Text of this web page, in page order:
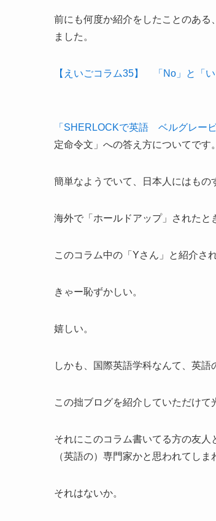
前にも何度か紹介をしたことのあ
ました。
【えいごコラム35】 「No」と「い
「SHERLOCKで英語 ベルグレー
定命令文」への答え方についてです。
簡単なようでいて、日本人にはもの
海外で「ホールドアップ」されたと
このコラム中の「Yさん」と紹介さ
きゃー恥ずかしい。
嬉しい。
しかも、国際英語学科なんて、英
この拙ブログを紹介していただけて
それにこのコラム書いてる方の友
（英語の）専門家かと思われてしま
それはないか。